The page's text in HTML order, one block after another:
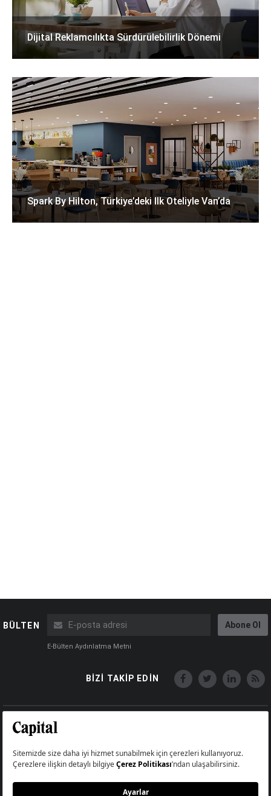
Dijital Reklamcılıkta Sürdürülebilirlik Dönemi
Spark By Hilton, Türkiye’deki Ilk Oteliyle Van’da
BÜLTEN Abone Ol
E-Bülten Aydınlatma Metni
BİZİ TAKİP EDİN
Big Medya Teknoloji A.Ş.
Üsküdar İstanbul Turkey